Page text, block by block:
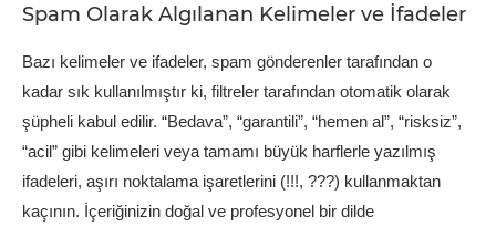
Spam Olarak Algılanan Kelimeler ve İfadeler
Bazı kelimeler ve ifadeler, spam gönderenler tarafından o
kadar sık kullanılmıştır ki, filtreler tarafından otomatik olarak
şüpheli kabul edilir. “Bedava”, “garantili”, “hemen al”, “risksiz”,
“acil” gibi kelimeleri veya tamamı büyük harflerle yazılmış
ifadeleri, aşırı noktalama işaretlerini (!!!, ???) kullanmaktan
kaçının. İçeriğinizin doğal ve profesyonel bir dilde